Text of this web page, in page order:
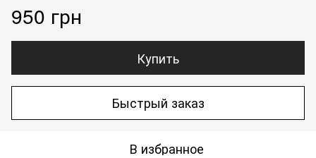
950 грн
Купить
Быстрый заказ
В избранное